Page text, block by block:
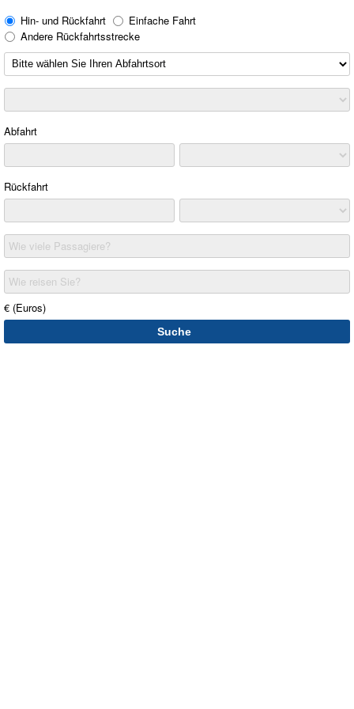
Hin- und Rückfahrt
Einfache Fahrt
Andere Rückfahrtsstrecke
Abfahrt
Rückfahrt
Wie viele Passagiere?
Wie reisen Sie?
€ (Euros)
Suche